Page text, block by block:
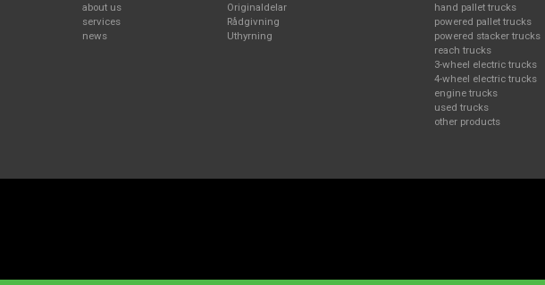
about us
services
news
Originaldelar
Rådgivning
Uthyrning
hand pallet trucks
powered pallet trucks
powered stacker trucks
reach trucks
3-wheel electric trucks
4-wheel electric trucks
engine trucks
used trucks
other products